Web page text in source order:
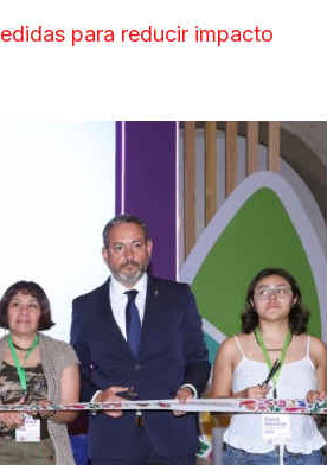
para reducir impacto